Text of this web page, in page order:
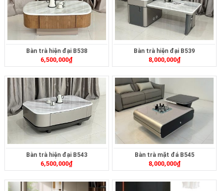
Bàn trà hiện đại B538
6,500,000₫
Bàn trà hiện đại B539
8,000,000₫
Bàn trà hiện đại B543
6,500,000₫
Bàn trà mặt đá B545
8,000,000₫